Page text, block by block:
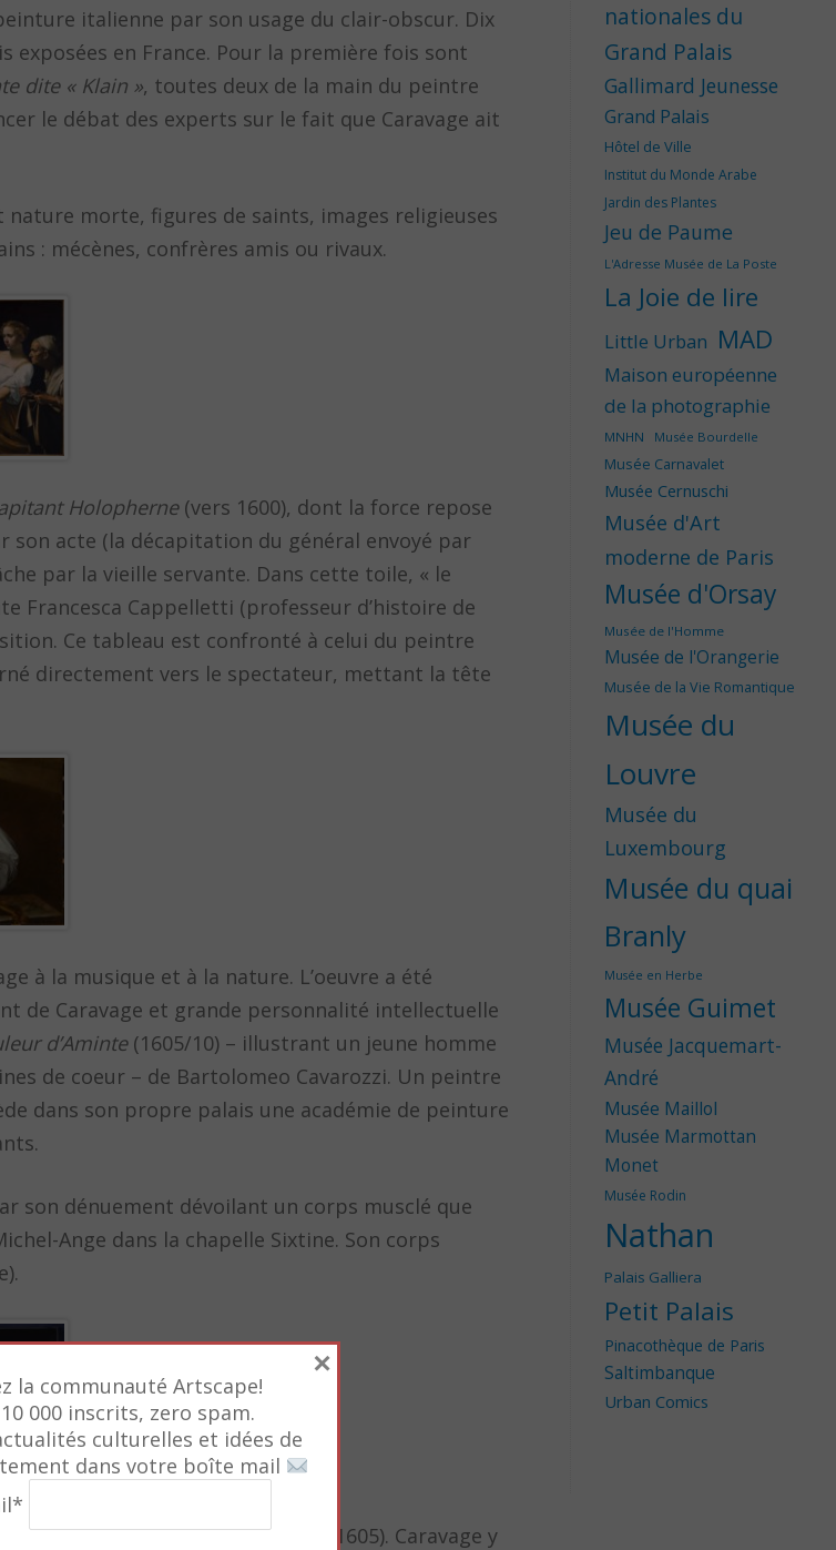
italienne par son usage du clair-obscur. Dix
exposées en France. Pour la première fois sont
dite « Klain », toutes deux de la main du peintre
le débat des experts sur le fait que Caravage ait
nature morte, figures de saints, images religieuses
: mécènes, confrères amis ou rivaux.
Holopherne(vers 1600), dont la force repose
son acte (la décapitation du général envoyé par
par la vieille servante. Dans cette toile, « le
Francesca Cappelletti (professeur d’histoire de
Ce tableau est confronté à celui du peintre
directement vers le spectateur, mettant la tête
à la musique et à la nature. L’oeuvre a été
de Caravage et grande personnalité intellectuelle
d’Aminte(1605/10) – illustrant un jeune homme
de coeur – de Bartolomeo Cavarozzi. Un peintre
dans son propre palais une académie de peinture
son dénuement dévoilant un corps musclé que
Ange dans la chapelle Sixtine. Son corps
Le Saint Jérôme écrivant
(vers 1605). Caravage y
nationales du
Grand Palais
Gallimard Jeunesse
Grand Palais
Hôtel de Ville
Institut du Monde Arabe
Jardin des Plantes
Jeu de Paume
L'Adresse Musée de La Poste
La Joie de lire
Little Urban MAD
Maison européenne
de la photographie
MNHN Musée Bourdelle
Musée Carnavalet
Musée Cernuschi
Musée d'Art
moderne de Paris
Musée d'Orsay
Musée de l'Homme
Musée de l'Orangerie
Musée de la Vie Romantique
Musée du
Louvre
Musée du
Luxembourg
Musée du quai
Branly
Musée en Herbe
Musée Guimet
Musée Jacquemart-
André
Musée Maillol
Musée Marmottan
Monet
Musée Rodin
Nathan
Palais Galliera
Petit Palais
Pinacothèque de Paris
Saltimbanque
Urban Comics
la communauté Artscape!
000 inscrits, zero spam.
culturelles et idées de
dans votre boîte mail
×